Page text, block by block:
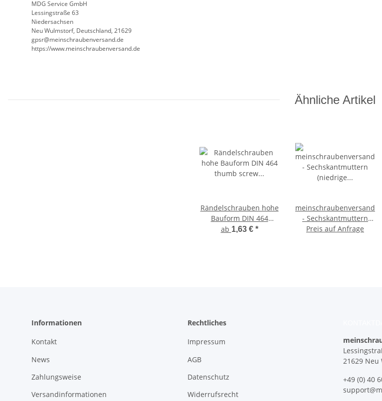
MDG Service GmbH
Lessingstraße 63
Niedersachsen
Neu Wulmstorf, Deutschland, 21629
gpsr@meinschraubenversand.de
https://www.meinschraubenversand.de
Ähnliche Artikel
Rändelschrauben hohe
Bauform DIN 464
thumb screw rostfreier
ab 1,63 € *
meinschraubenversand.de
- Sechskantmuttern
(niedrige Form, mit
Preis auf Anfrage
Informationen
Kontakt
News
Zahlungsweise
Versandinformationen
Rechtliches
Impressum
AGB
Datenschutz
Widerrufsrecht
21629
+49 (0) 40